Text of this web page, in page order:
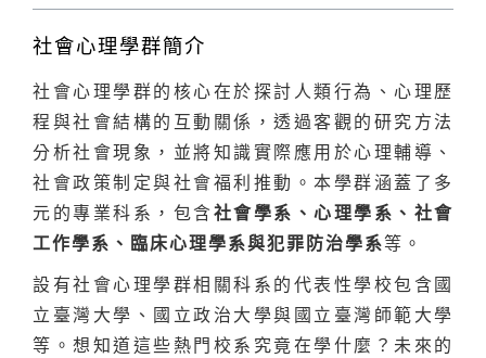
社會心理學群簡介
社會心理學群的核心在於探討人類行為、心理歷
程與社會結構的互動關係，透過客觀的研究方法
分析社會現象，並將知識實際應用於心理輔導、
社會政策制定與社會福利推動。本學群涵蓋了多
元的專業科系，包含社會學系、心理學系、社會
工作學系、臨床心理學系與犯罪防治學系等。
設有社會心理學群相關科系的代表性學校包含國
立臺灣大學、國立政治大學與國立臺灣師範大學
等。想知道這些熱門校系究竟在學什麼？未來的